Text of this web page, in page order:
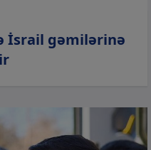
İsrail gəmilərinə